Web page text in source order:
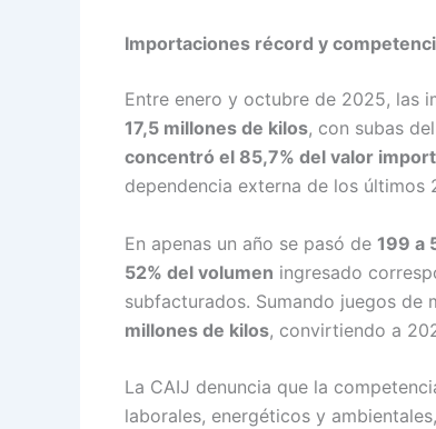
Importaciones récord y
Entre enero y octubre de 2025, las
17,5 millones de kilos, con subas del
concentró el 85,7% del valor
dependencia externa de los últimos
En apenas un año se pasó de 199 a
52% del volumen ingresado
subfacturados. Sumando juegos
millones de kilos, convirtiendo a
La CAIJ denuncia que la
laborales, energéticos y